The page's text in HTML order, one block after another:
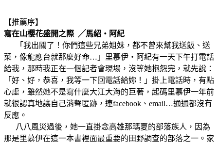
【推薦序】
寫在山櫻花盛開之際 ╱馬紹‧阿紀
「我出關了！你們這些兄弟姐妹，都不曾來幫我送飯、送
菜，像龍應台就那麼好命…」里慕伊‧阿紀有一天下午打電話
給我，那時我正在一個記者會現場，沒等她抱怨完，就先說：
「好、好，恭喜，我等一下回電話給妳！」掛上電話時，有點
心虛，雖然她不是寫什麼大江大海的巨著，起碼里慕伊一年前
就很認真地讓自己消聲匿跡，連facebook、email…通通都沒有
反應。
八八風災過後，她一直掛念高雄那瑪夏的部落族人，因為
那是里慕伊在這一本書裡面最重要的田野調查的部落之一。家